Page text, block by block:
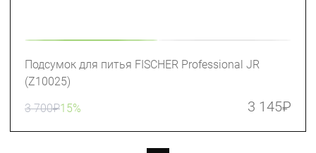
Подсумок для питья FISCHER Professional JR
(Z10025)
3 700₽15% 3 145₽